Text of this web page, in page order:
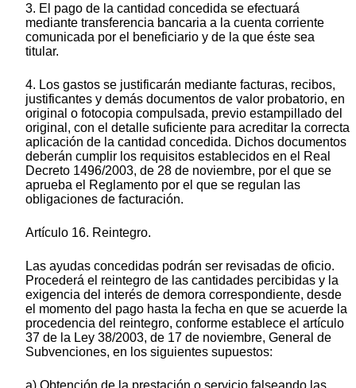
3. El pago de la cantidad concedida se efectuará
mediante transferencia bancaria a la cuenta corriente
comunicada por el beneficiario y de la que éste sea
titular.
4. Los gastos se justificarán mediante facturas, recibos,
justificantes y demás documentos de valor probatorio, en
original o fotocopia compulsada, previo estampillado del
original, con el detalle suficiente para acreditar la correcta
aplicación de la cantidad concedida. Dichos documentos
deberán cumplir los requisitos establecidos en el Real
Decreto 1496/2003, de 28 de noviembre, por el que se
aprueba el Reglamento por el que se regulan las
obligaciones de facturación.
Artículo 16. Reintegro.
Las ayudas concedidas podrán ser revisadas de oficio.
Procederá el reintegro de las cantidades percibidas y la
exigencia del interés de demora correspondiente, desde
el momento del pago hasta la fecha en que se acuerde la
procedencia del reintegro, conforme establece el artículo
37 de la Ley 38/2003, de 17 de noviembre, General de
Subvenciones, en los siguientes supuestos:
a) Obtención de la prestación o servicio falseando las